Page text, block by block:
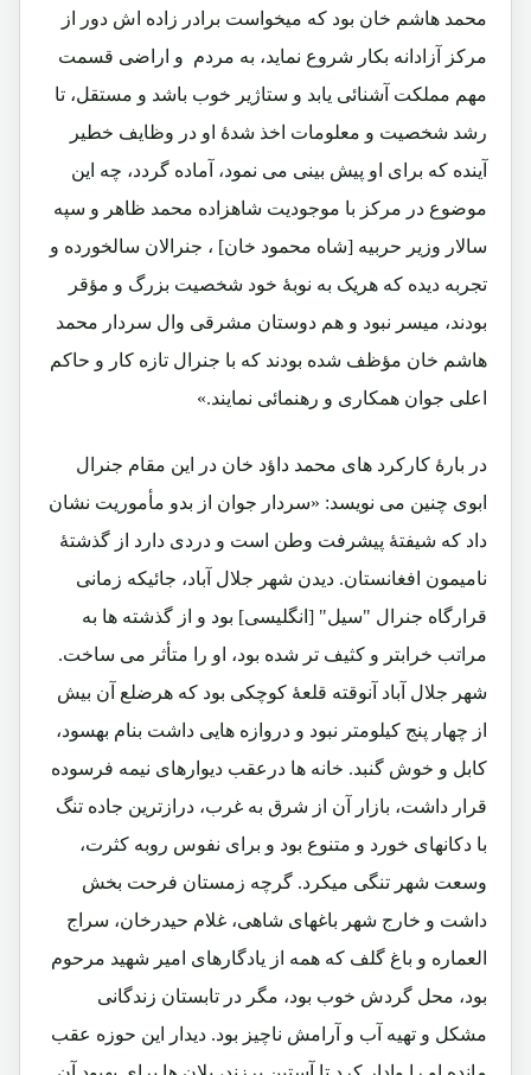
محمد هاشم خان بود که میخواست برادر زاده اش دور از
مرکز آزادانه بکار شروع نماید، به مردم و اراضی قسمت
مهم مملکت آشنائی یابد و ستاژیر خوب باشد و مستقل، تا
رشد شخصیت و معلومات اخذ شدۀ او در وظایف خطیر
آینده که برای او پیش بینی می نمود، آماده گردد، چه این
موضوع در مرکز با موجودیت شاهزاده محمد ظاهر و سپه
سالار وزیر حربیه [شاه محمود خان] ، جنرالان سالخورده و
تجربه دیده که هریک به نوبۀ خود شخصیت بزرگ و مؤقر
بودند، میسر نبود و هم دوستان مشرقی وال سردار محمد
هاشم خان مؤظف شده بودند که با جنرال تازه کار و حاکم
اعلی جوان همکاری و رهنمائی نمایند.»
در بارۀ کارکرد های محمد داؤد خان در این مقام جنرال
ابوی چنین می نویسد: «سردار جوان از بدو مأموریت نشان
داد که شیفتۀ پیشرفت وطن است و دردی دارد از گذشتۀ
نامیمون افغانستان. دیدن شهر جلال آباد، جائیکه زمانی
قرارگاه جنرال "سیل" [انگلیسی] بود و از گذشته ها به
مراتب خرابتر و کثیف تر شده بود، او را متأثر می ساخت.
شهر جلال آباد آنوقته قلعۀ کوچکی بود که هرضلع آن بیش
از چهار پنج کیلومتر نبود و دروازه هایی داشت بنام بهسود،
کابل و خوش گنبد. خانه ها درعقب دیوارهای نیمه فرسوده
قرار داشت، بازار آن از شرق به غرب، درازترین جاده تنگ
با دکانهای خورد و متنوع بود و برای نفوس روبه کثرت،
وسعت شهر تنگی میکرد. گرچه زمستان فرحت بخش
داشت و خارج شهر باغهای شاهی، غلام حیدرخان، سراج
العماره و باغ گلف که همه از یادگارهای امیر شهید مرحوم
بود، محل گردش خوب بود، مگر در تابستان زندگانی
مشکل و تهیه آب و آرامش ناچیز بود. دیدار این حوزه عقب